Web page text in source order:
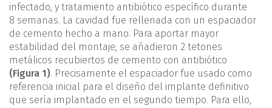
infectado, y tratamiento antibiótico específico durante
8 semanas. La cavidad fue rellenada con un espaciador
de cemento hecho a mano. Para aportar mayor
estabilidad del montaje, se añadieron 2 tetones
metálicos recubiertos de cemento con antibiótico
(Figura 1). Precisamente el espaciador fue usado como
referencia inicial para el diseño del implante definitivo
que sería implantado en el segundo tiempo. Para ello,